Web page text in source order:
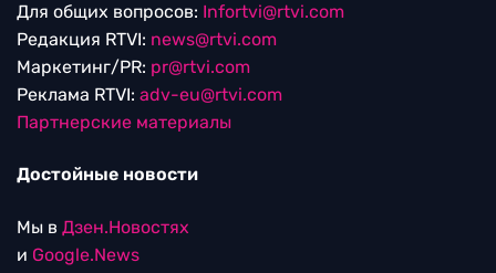
Для общих вопросов: Infortvi@rtvi.com
Редакция RTVI: news@rtvi.com
Маркетинг/PR: pr@rtvi.com
Реклама RTVI: adv-eu@rtvi.com
Партнерские материалы
Достойные новости
Мы в Дзен.Новостях
и Google.News